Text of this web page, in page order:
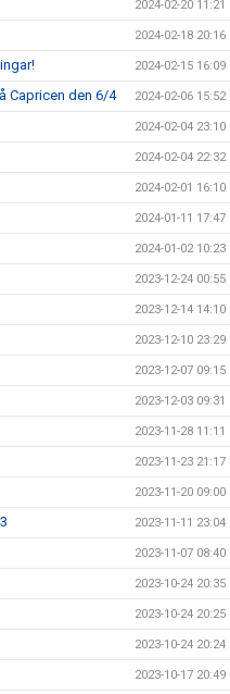
2024-02-20 11:21
2024-02-18 20:16
2024-02-15 16:09
Capricen den 6/4 2024-02-06 15:52
2024-02-04 23:10
2024-02-04 22:32
2024-02-01 16:10
2024-01-11 17:47
2024-01-02 10:23
2023-12-24 00:55
2023-12-14 14:10
2023-12-10 23:29
2023-12-07 09:15
2023-12-03 09:31
2023-11-28 11:11
2023-11-23 21:17
2023-11-20 09:00
2023-11-11 23:04
2023-11-07 08:40
2023-10-24 20:35
2023-10-24 20:25
2023-10-24 20:24
2023-10-17 20:49